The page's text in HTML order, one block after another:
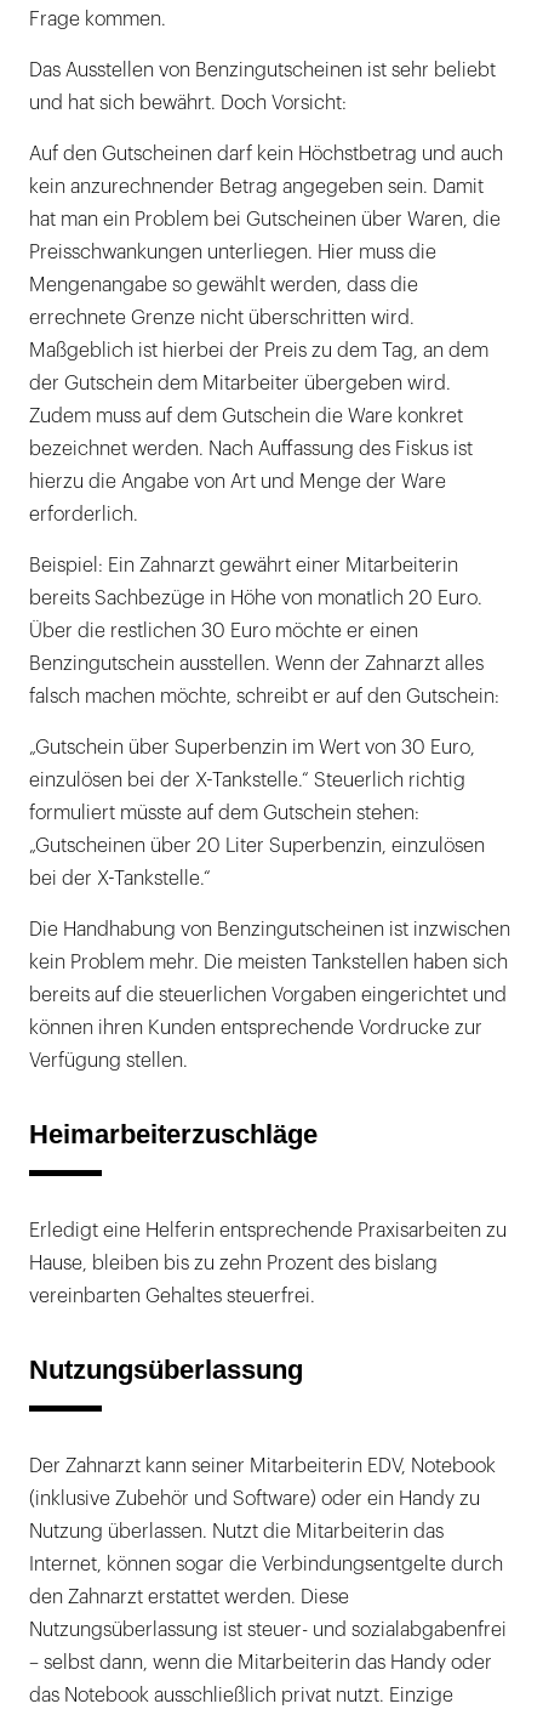
Frage kommen.
Das Ausstellen von Benzingutscheinen ist sehr beliebt
und hat sich bewährt. Doch Vorsicht:
Auf den Gutscheinen darf kein Höchstbetrag und auch
kein anzurechnender Betrag angegeben sein. Damit
hat man ein Problem bei Gutscheinen über Waren, die
Preisschwankungen unterliegen. Hier muss die
Mengenangabe so gewählt werden, dass die
errechnete Grenze nicht überschritten wird.
Maßgeblich ist hierbei der Preis zu dem Tag, an dem
der Gutschein dem Mitarbeiter übergeben wird.
Zudem muss auf dem Gutschein die Ware konkret
bezeichnet werden. Nach Auffassung des Fiskus ist
hierzu die Angabe von Art und Menge der Ware
erforderlich.
Beispiel: Ein Zahnarzt gewährt einer Mitarbeiterin
bereits Sachbezüge in Höhe von monatlich 20 Euro.
Über die restlichen 30 Euro möchte er einen
Benzingutschein ausstellen. Wenn der Zahnarzt alles
falsch machen möchte, schreibt er auf den Gutschein:
„Gutschein über Superbenzin im Wert von 30 Euro,
einzulösen bei der X-Tankstelle.“ Steuerlich richtig
formuliert müsste auf dem Gutschein stehen:
„Gutscheinen über 20 Liter Superbenzin, einzulösen
bei der X-Tankstelle.“
Die Handhabung von Benzingutscheinen ist inzwischen
kein Problem mehr. Die meisten Tankstellen haben sich
bereits auf die steuerlichen Vorgaben eingerichtet und
können ihren Kunden entsprechende Vordrucke zur
Verfügung stellen.
Heimarbeiterzuschläge
Erledigt eine Helferin entsprechende Praxisarbeiten zu
Hause, bleiben bis zu zehn Prozent des bislang
vereinbarten Gehaltes steuerfrei.
Nutzungsüberlassung
Der Zahnarzt kann seiner Mitarbeiterin EDV, Notebook
(inklusive Zubehör und Software) oder ein Handy zu
Nutzung überlassen. Nutzt die Mitarbeiterin das
Internet, können sogar die Verbindungsentgelte durch
den Zahnarzt erstattet werden. Diese
Nutzungsüberlassung ist steuer- und sozialabgabenfrei
– selbst dann, wenn die Mitarbeiterin das Handy oder
das Notebook ausschließlich privat nutzt. Einzige